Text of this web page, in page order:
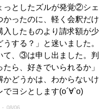
としたズルが発覚②シェ
かったのに、軽く会釈だけ
したものより請求額が少
する？」と迷いました。
、③は申し出ました。判
ら、好きでいられるか」
かどうかは、わからないけ
ヨシとします(о´∀`о)
08/06